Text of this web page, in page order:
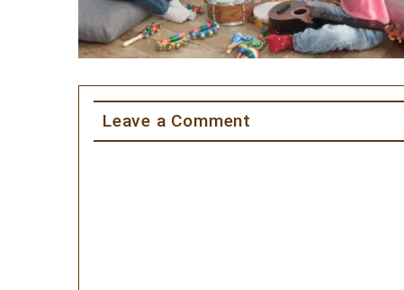
Leave a Comment